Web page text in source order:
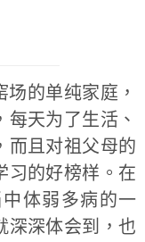
的单纯家庭，
天为了生活、
而且对祖父母的
习的好榜样。在
体弱多病的一
深深体会到，也